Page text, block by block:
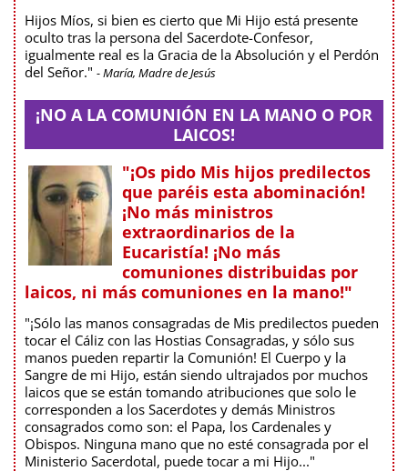
Hijos Míos, si bien es cierto que Mi Hijo está presente
oculto tras la persona del Sacerdote-Confesor,
igualmente real es la Gracia de la Absolución y el Perdón
del Señor." - María, Madre de Jesús
¡NO A LA COMUNIÓN EN LA MANO O POR
LAICOS!
"¡Os pido Mis hijos predilectos
que paréis esta abominación!
¡No más ministros
extraordinarios de la
Eucaristía! ¡No más
comuniones distribuidas por
laicos, ni más comuniones en la mano!"
"¡Sólo las manos consagradas de Mis predilectos pueden
tocar el Cáliz con las Hostias Consagradas, y sólo sus
manos pueden repartir la Comunión! El Cuerpo y la
Sangre de mi Hijo, están siendo ultrajados por muchos
laicos que se están tomando atribuciones que solo le
corresponden a los Sacerdotes y demás Ministros
consagrados como son: el Papa, los Cardenales y
Obispos. Ninguna mano que no esté consagrada por el
Ministerio Sacerdotal, puede tocar a mi Hijo..."